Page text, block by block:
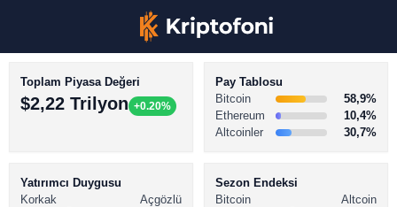
BİTCOİN HABERLERİ
Toplam Piyasa Değeri
$2,22 Trilyon +0.20%
Pay Tablosu
Bitcoin
58,9%
Ethereum
10,4%
Altcoinler
30,7%
Yatırımcı Duygusu
Korkak
Açgözlü
Sezon Endeksi
Bitcoin
Altcoin